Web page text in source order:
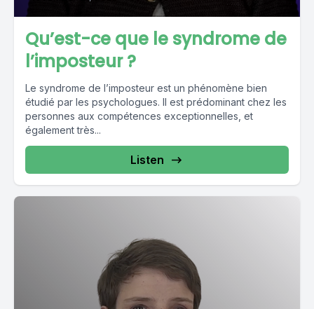
Qu’est-ce que le syndrome de
l’imposteur ?
Le syndrome de l’imposteur est un phénomène bien
étudié par les psychologues. Il est prédominant chez les
personnes aux compétences exceptionnelles, et
également très...
Listen